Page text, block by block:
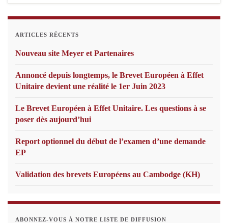
ARTICLES RÉCENTS
Nouveau site Meyer et Partenaires
Annoncé depuis longtemps, le Brevet Européen à Effet
Unitaire devient une réalité le 1er Juin 2023
Le Brevet Européen à Effet Unitaire. Les questions à se
poser dès aujourd’hui
Report optionnel du début de l’examen d’une demande
EP
Validation des brevets Européens au Cambodge (KH)
ABONNEZ-VOUS À NOTRE LISTE DE DIFFUSION